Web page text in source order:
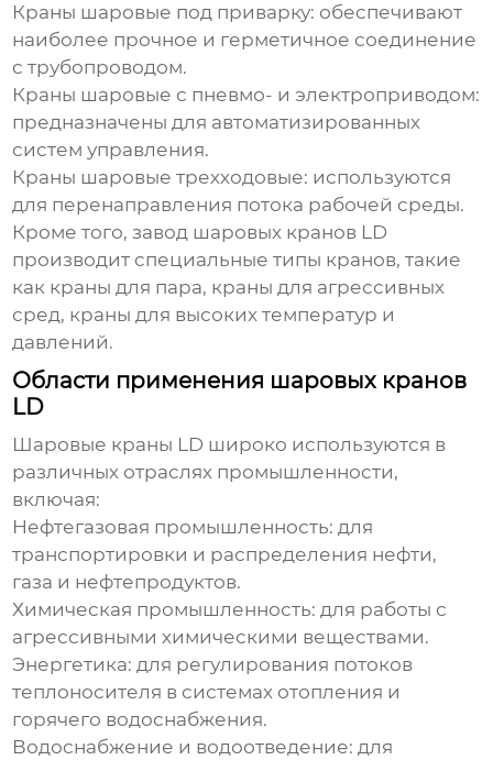
Краны шаровые под приварку: обеспечивают
наиболее прочное и герметичное соединение
с трубопроводом.
Краны шаровые с пневмо- и электроприводом:
предназначены для автоматизированных
систем управления.
Краны шаровые трехходовые: используются
для перенаправления потока рабочей среды.
Кроме того,завод шаровых кранов LD
производит специальные типы кранов, такие
как краны для пара, краны для агрессивных
сред, краны для высоких температур и
давлений.
Области применения шаровых кранов
LD
Шаровые краны LD широко используются в
различных отраслях промышленности,
включая:
Нефтегазовая промышленность: для
транспортировки и распределения нефти,
газа и нефтепродуктов.
Химическая промышленность: для работы с
агрессивными химическими веществами.
Энергетика: для регулирования потоков
теплоносителя в системах отопления и
горячего водоснабжения.
Водоснабжение и водоотведение: для